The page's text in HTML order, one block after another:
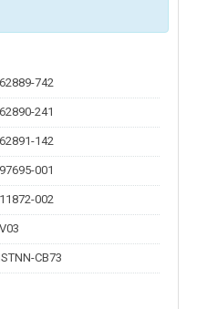
742
241
142
001
002
CB73